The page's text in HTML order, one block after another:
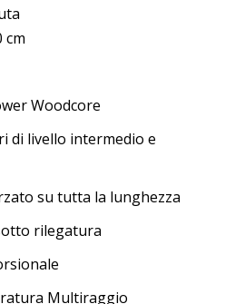
cm
Woodcore
di livello intermedio e
su tutta la lunghezza
rilegatura
Multiraggio